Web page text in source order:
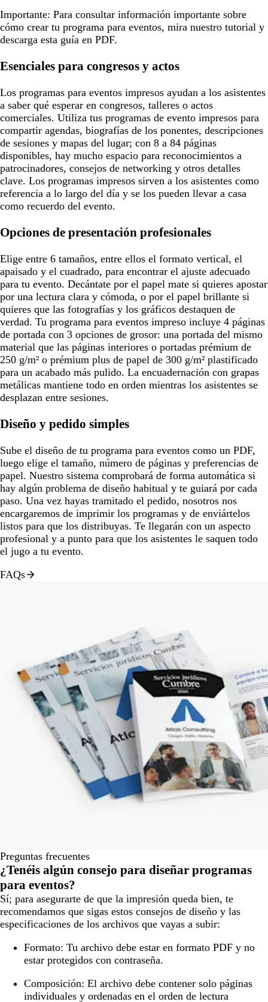
Importante: Para consultar información importante sobre
cómo crear tu programa para eventos, mira nuestro tutorial y
descarga esta guía en PDF.
Esenciales para congresos y actos
Los programas para eventos impresos ayudan a los asistentes
a saber qué esperar en congresos, talleres o actos
comerciales. Utiliza tus programas de evento impresos para
compartir agendas, biografías de los ponentes, descripciones
de sesiones y mapas del lugar; con 8 a 84 páginas
disponibles, hay mucho espacio para reconocimientos a
patrocinadores, consejos de networking y otros detalles
clave. Los programas impresos sirven a los asistentes como
referencia a lo largo del día y se los pueden llevar a casa
como recuerdo del evento.
Opciones de presentación profesionales
Elige entre 6 tamaños, entre ellos el formato vertical, el
apaisado y el cuadrado, para encontrar el ajuste adecuado
para tu evento. Decántate por el papel mate si quieres apostar
por una lectura clara y cómoda, o por el papel brillante si
quieres que las fotografías y los gráficos destaquen de
verdad. Tu programa para eventos impreso incluye 4 páginas
de portada con 3 opciones de grosor: una portada del mismo
material que las páginas interiores o portadas prémium de
250 g/m² o prémium plus de papel de 300 g/m² plastificado
para un acabado más pulido. La encuadernación con grapas
metálicas mantiene todo en orden mientras los asistentes se
desplazan entre sesiones.
Diseño y pedido simples
Sube el diseño de tu programa para eventos como un PDF,
luego elige el tamaño, número de páginas y preferencias de
papel. Nuestro sistema comprobará de forma automática si
hay algún problema de diseño habitual y te guiará por cada
paso. Una vez hayas tramitado el pedido, nosotros nos
encargaremos de imprimir los programas y de enviártelos
listos para que los distribuyas. Te llegarán con un aspecto
profesional y a punto para que los asistentes le saquen todo
el jugo a tu evento.
FAQs
Preguntas frecuentes
¿Tenéis algún consejo para diseñar programas
para eventos?
Sí; para asegurarte de que la impresión queda bien, te
recomendamos que sigas estos consejos de diseño y las
especificaciones de los archivos que vayas a subir:
Formato: Tu archivo debe estar en formato PDF y no
estar protegidos con contraseña.
Composición: El archivo debe contener solo páginas
individuales y ordenadas en el orden de lectura